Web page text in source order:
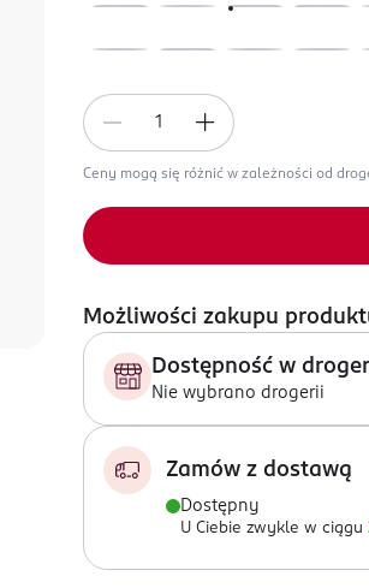
Ceny mogą się różnić w zależności od
Możliwości zakupu
Dostępność w
Nie wybrano drogerii
Zamów z dostawą
Dostępny
U Ciebie zwykle w ciągu